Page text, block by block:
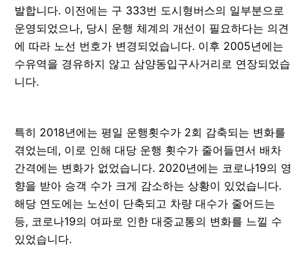
발합니다. 이전에는 구 333번 도시형버스의 일부분으로
운영되었으나, 당시 운행 체계의 개선이 필요하다는 의견
에 따라 노선 번호가 변경되었습니다. 이후 2005년에는
수유역을 경유하지 않고 삼양동입구사거리로 연장되었습
니다.
특히 2018년에는 평일 운행횟수가 2회 감축되는 변화를
겪었는데, 이로 인해 대당 운행 횟수가 줄어들면서 배차
간격에는 변화가 없었습니다. 2020년에는 코로나19의 영
향을 받아 승객 수가 크게 감소하는 상황이 있었습니다.
해당 연도에는 노선이 단축되고 차량 대수가 줄어드는
등, 코로나19의 여파로 인한 대중교통의 변화를 느낄 수
있었습니다.